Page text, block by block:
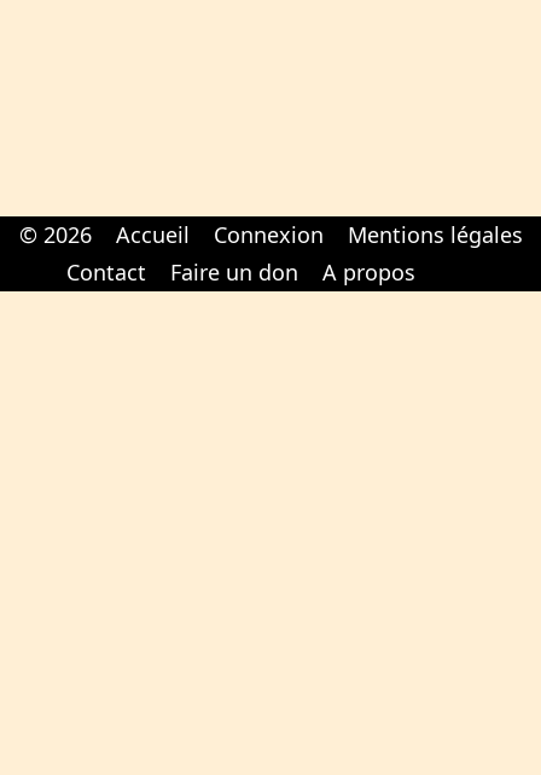
© 2026 Accueil Connexion
Mentions légales
Contact
Faire un don A propos